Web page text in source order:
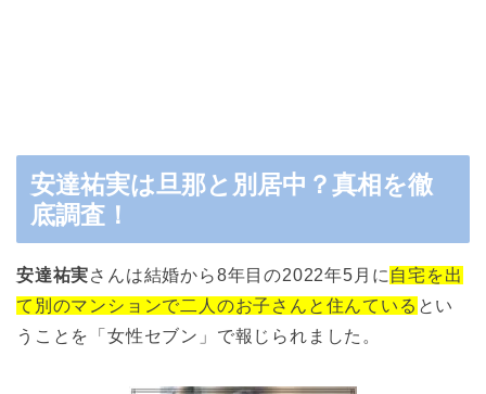
安達祐実は旦那と別居中？真相を徹
底調査！
安達祐実さんは結婚から8年目の2022年5月に自宅を出
て別のマンションで二人のお子さんと住んている とい
うことを「女性セブン」で報じられました。